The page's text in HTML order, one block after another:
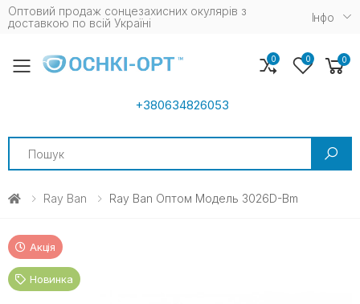
Оптовий продаж сонцезахисних окулярів з
доставкою по всій Україні
Iнфо
Toggle mobile menu
+380634826053
Search
0 0 0
Ray Ban Ray Ban Оптом Модель 3026D-Bm
Акція
Новинка